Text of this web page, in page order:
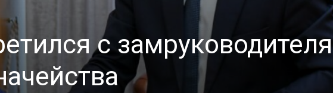
с замруководителя